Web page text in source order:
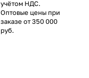
учётом НДС.
Оптовые цены при
заказе от 350 000
руб.